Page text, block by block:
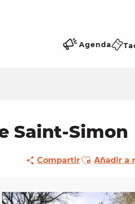
Agenda
Saint-Simon
CompartirAjouter aux
Añadir a